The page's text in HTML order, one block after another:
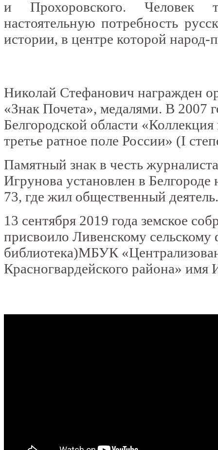
и Прохоровского. Человек
настоятельную потребность
истории, в центре которой народ-
Николай Стефанович награжден
«Знак Почета», медалями. В 2007
Белгородской области
третье ратное поле России» (I
Памятный знак в честь
Игрунова установлен в
73, где жил общественный деятель.
13 сентября 2019 года земское
присвоило Ливенскому
библиотека)МБУК
Красногвардейского района»